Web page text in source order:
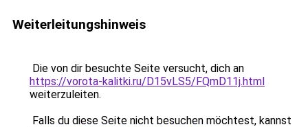
Weiterleitungshinweis
Die von dir besuchte Seite versucht, dich an
https://vorota-kalitki.ru/D15vLS5/FQmD11j.html
weiterzuleiten.
Falls du diese Seite nicht besuchen möchtest, kannst